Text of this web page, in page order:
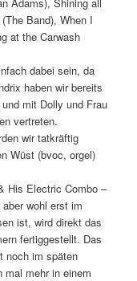
Band), When I
at the Carwash
dabei sein, da
haben wir bereits
mit Dolly und Frau
vertreten.
wir tatkräftig
Wüst (bvoc, orgel)
His Electric Combo –
wohl erst im
ist, wird direkt das
fertiggestellt. Das
noch im späten
mal mehr in einem